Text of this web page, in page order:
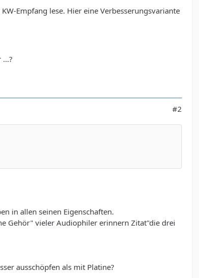
Empfang lese. Hier eine Verbesserungsvariante
#2
in allen seinen Eigenschaften.
Gehör" vieler Audiophiler erinnern Zitat"die drei
ausschöpfen als mit Platine?